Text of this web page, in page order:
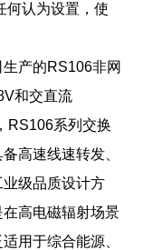
何认为设置，使
产的RS106非网
和交直流
RS106系列交换
高速线速转发、
级品质设计方
高电磁辐射场景
用于综合能源、